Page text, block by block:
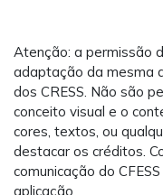
Atenção: a permissão
adaptação da mesma
dos CRESS. Não são
conceito visual e o
cores, textos, ou
destacar os créditos.
comunicação do
aplicação.